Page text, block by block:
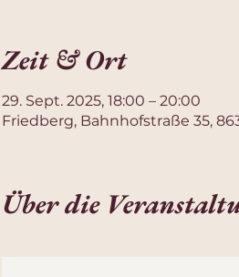
Zeit & Ort
29. Sept. 2025, 18:00 – 20:00
Friedberg, Bahnhofstraße 35,
Über die